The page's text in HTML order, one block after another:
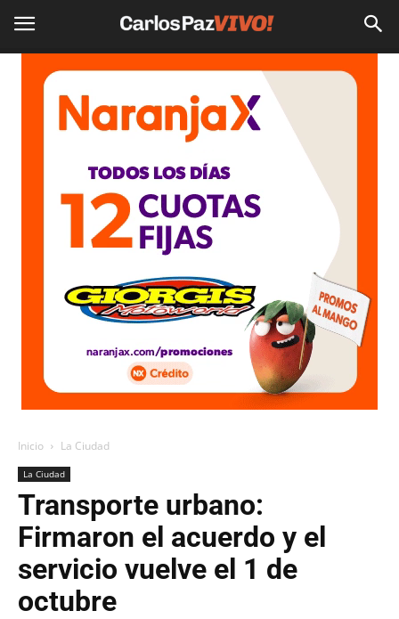
Inicio La Ciudad
La Ciudad
Transporte urbano:
Firmaron el acuerdo y el
servicio vuelve el 1 de
octubre